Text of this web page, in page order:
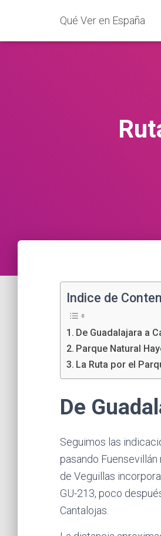
Qué Ver en España
Indice de
De Guadalajara a
Parque Natural
La Ruta por el
De
Seguimos las
pasando
de Veguillas
GU-213, poco
Cantalojas.